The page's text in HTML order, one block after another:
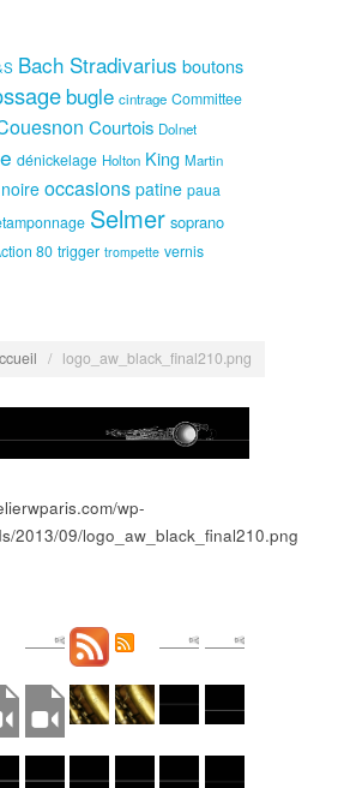
Bach Stradivarius boutons
bugle cintrage Committee
Courtois Dolnet
dénickelage Holton King Martin
occasions patine paua
Selmer soprano
80 trigger trompette vernis
/ logo_aw_black_final210.png
wp-
2013/09/logo_aw_black_final210.png